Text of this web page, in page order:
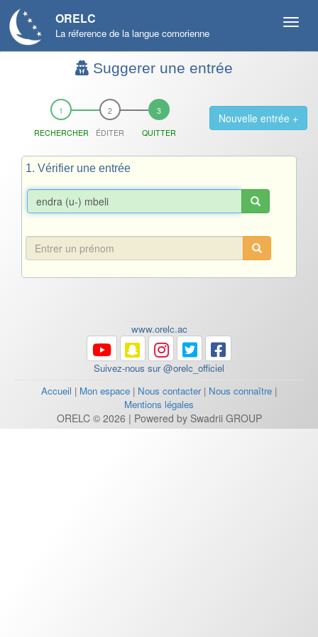
ORELC
La réference de la langue comorienne
Suggerer une entrée
RECHERCHER ÉDITER QUITTER
Nouvelle entrée +
1. Vérifier une entrée
www.orelc.ac
Suivez-nous sur @orelc_officiel
Accueil | Mon espace | Nous contacter| Nous connaître |
Mentions légales
ORELC © 2026 | Powered by Swadrii GROUP